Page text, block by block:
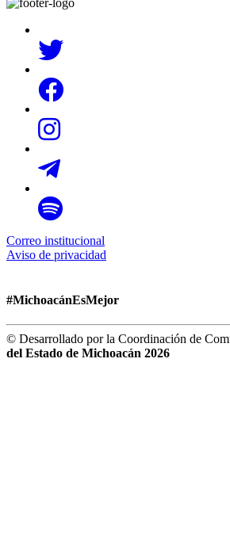
Correo institucional
Aviso de privacidad
#MichoacánEsMejor
© Desarrollado por la Coordinación de
del Estado de Michoacán 2026